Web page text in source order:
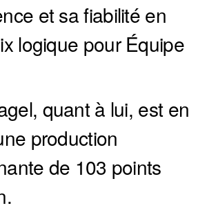
et sa fiabilité en
logique pour Équipe
quant à lui, est en
production
de 103 points